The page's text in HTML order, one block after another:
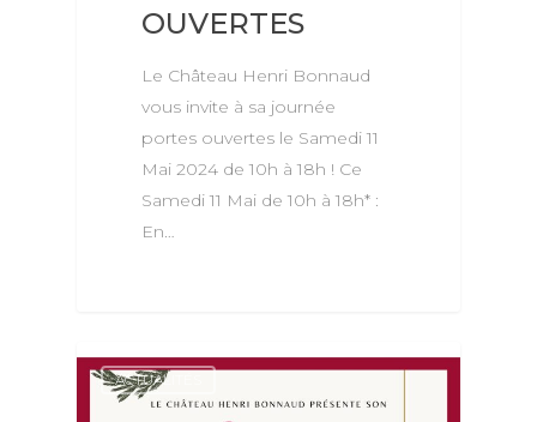
OUVERTES
Le Château Henri Bonnaud
vous invite à sa journée
portes ouvertes le Samedi 11
Mai 2024 de 10h à 18h ! Ce
Samedi 11 Mai de 10h à 18h* :
En…
ACTUALITÉS